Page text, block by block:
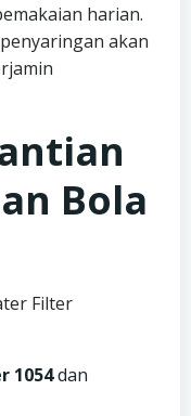
harian.
akan
Bola
Filter
1054dan